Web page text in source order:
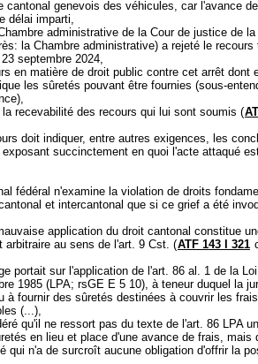
cantonal genevois des véhicules, car l'avance
délai imparti,
administrative de la Cour de justice de la
la Chambre administrative) a rejeté le recours
septembre 2024,
en matière de droit public contre cet arrêt dont
les sûretés pouvant être fournies (sous-
recevabilité des recours qui lui sont soumis (
doit indiquer, entre autres exigences, les
succinctement en quoi l'acte attaqué
fédéral n'examine la violation de droits
et intercantonal que si ce grief a été
application du droit cantonal constitue
arbitraire au sens de l'art. 9 Cst. (ATF 143 I 321
portait sur l'application de l'art. 86 al. 1 de la
1985 (LPA; rsGE E 5 10), à teneur duquel la
à fournir des sûretés destinées à couvrir les
(...),
qu'il ne ressort pas du texte de l'art. 86 LPA
en lieu et place d'une avance de frais, mais
qui n'a de surcroît aucune obligation d'offrir la